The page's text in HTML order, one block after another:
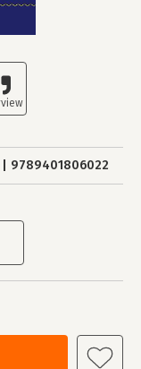
9789401806022